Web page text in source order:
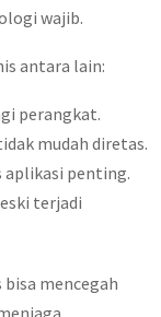
wajib.
antara lain:
perangkat.
mudah diretas.
aplikasi penting.
terjadi
mencegah